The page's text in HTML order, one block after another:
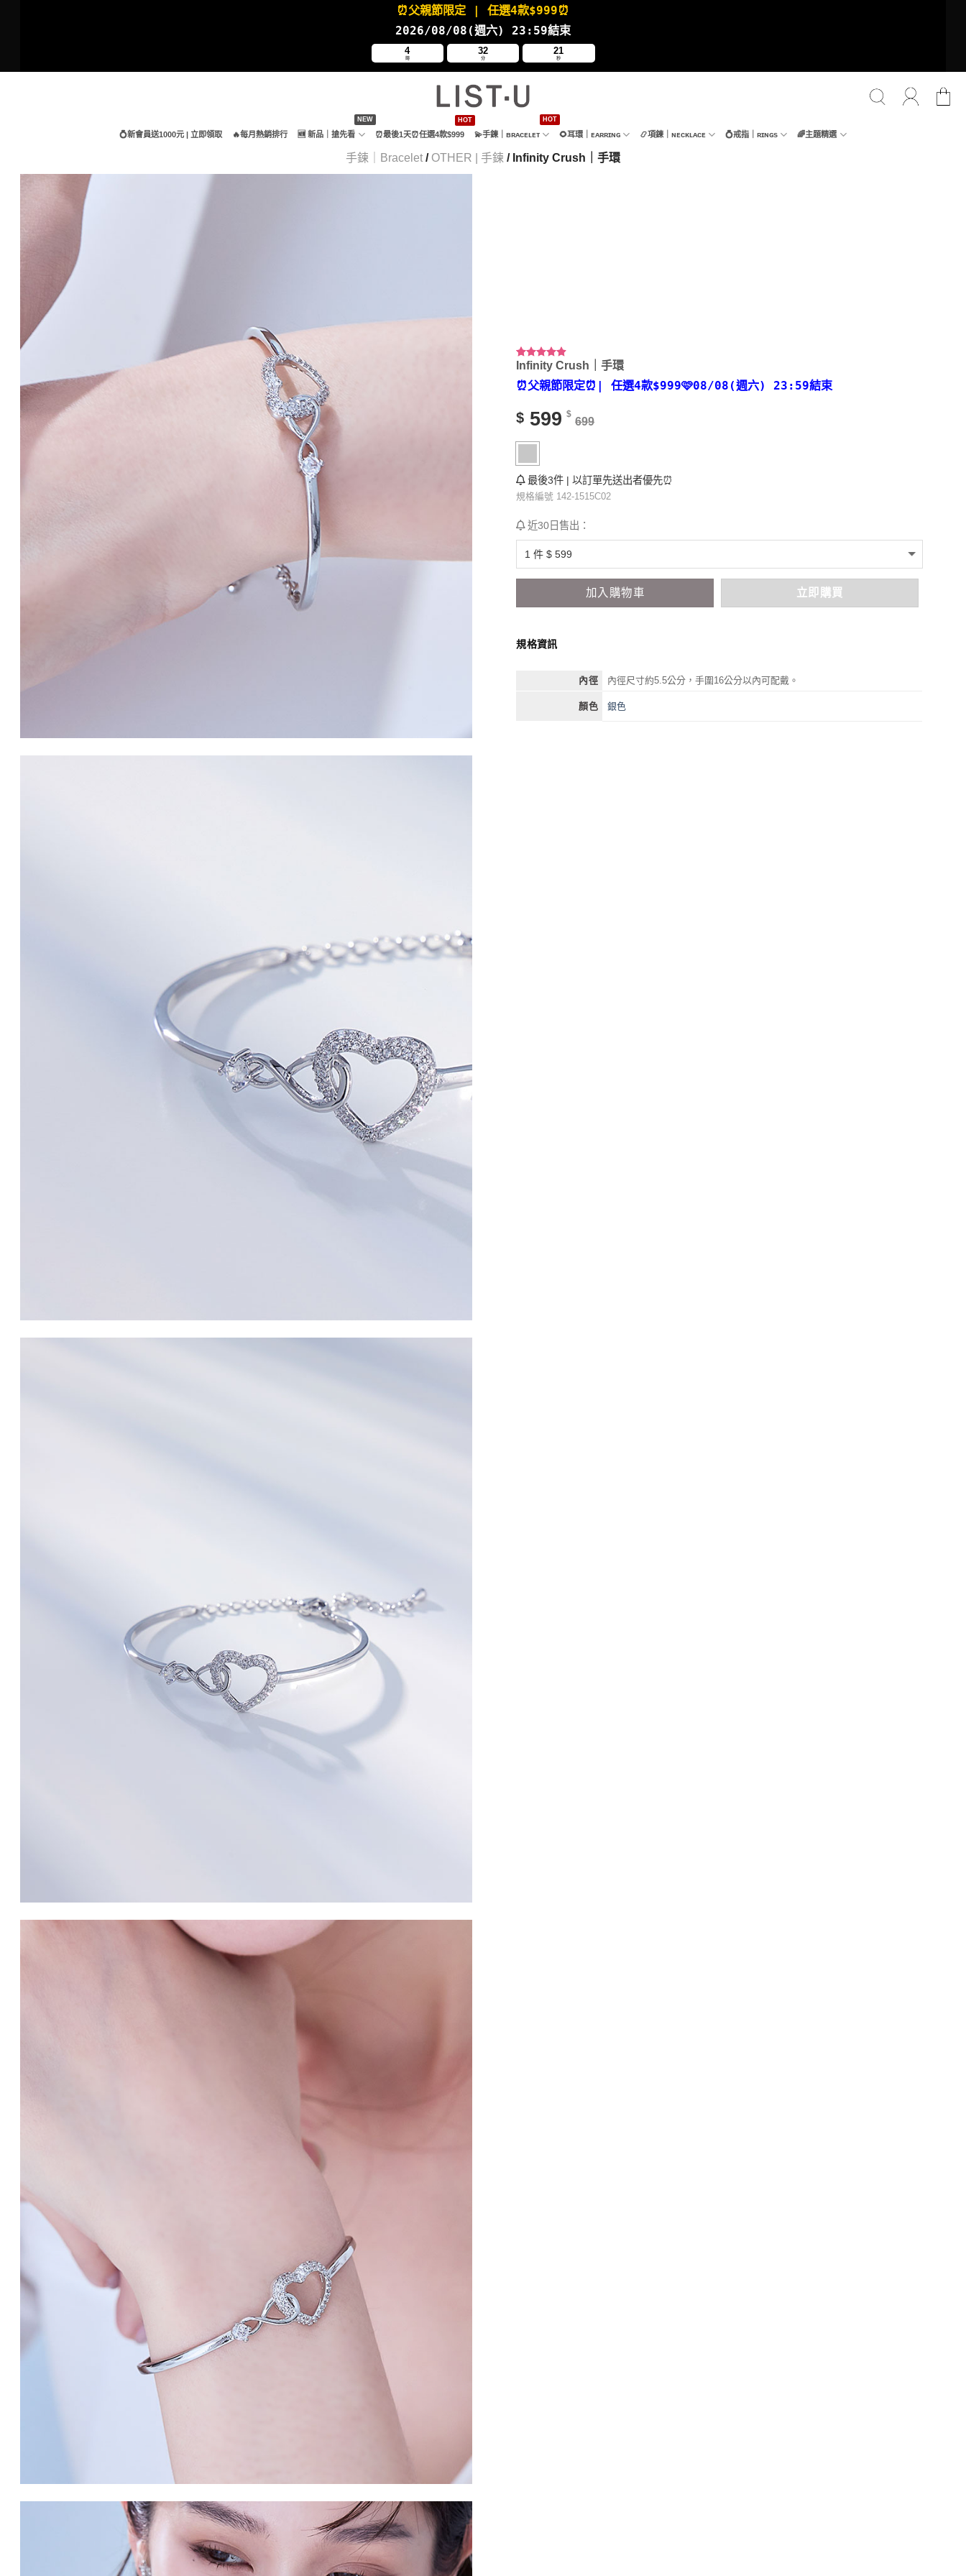
⏰父親節限定 | 任選4款$999⏰
2026/08/08(週六) 23:59結束
4
時
32
分
20
秒
💍新會員送1000元 | 立即領取 🔥每月熱銷排行 🆕 新品｜搶先看 ⏰最後1天⏰任選4款$999 💫手鍊｜ʙʀᴀᴄᴇʟᴇᴛ 🌻耳環｜ᴇᴀʀʀɪɴɢ 📿項鍊｜ɴᴇᴄᴋʟᴀᴄᴇ 💍戒指｜ʀɪɴɢs 🌈主題精選
手鍊｜Bracelet/ OTHER | 手鍊 / Infinity Crush｜手環
評分 4.86
/ 5，已有
36
位顧客進
Infinity Crush｜手環
⏰父親節限定⏰ | 任選4款$999🩷08/08(週六) 23:59結束
$ 599 $
699
最後3件 | 以訂單先送出者優先⏰
規格編號 142-1515C02
近30日售出：
加入購物車 立即購買
規格資訊
內徑 內徑尺寸約5.5公分，手圍16公分以內可配戴。
顏色 銀色